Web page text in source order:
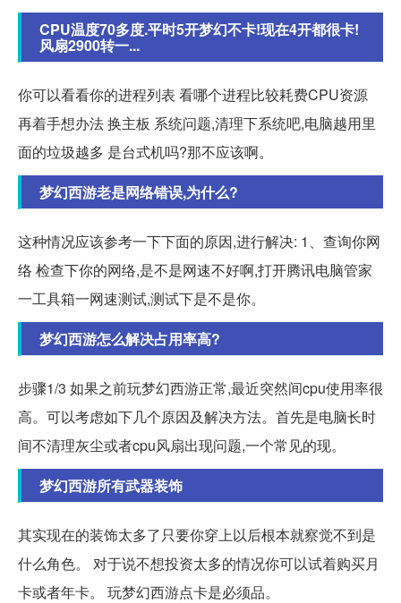
CPU温度70多度.平时5开梦幻不卡!现在4开都很卡!
风扇2900转一...
你可以看看你的进程列表 看哪个进程比较耗费CPU资源
再着手想办法 换主板 系统问题,清理下系统吧,电脑越用里
面的垃圾越多 是台式机吗?那不应该啊。
梦幻西游老是网络错误,为什么?
这种情况应该参考一下下面的原因,进行解决: 1、查询你网
络 检查下你的网络,是不是网速不好啊,打开腾讯电脑管家
一工具箱一网速测试,测试下是不是你。
梦幻西游怎么解决占用率高?
步骤1/3 如果之前玩梦幻西游正常,最近突然间cpu使用率很
高。可以考虑如下几个原因及解决方法。首先是电脑长时
间不清理灰尘或者cpu风扇出现问题,一个常见的现。
梦幻西游所有武器装饰
其实现在的装饰太多了只要你穿上以后根本就察觉不到是
什么角色。 对于说不想投资太多的情况你可以试着购买月
卡或者年卡。 玩梦幻西游点卡是必须品。